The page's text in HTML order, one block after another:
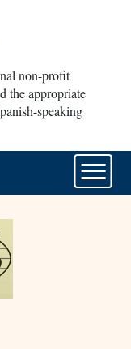
non-profit
the appropriate
speaking